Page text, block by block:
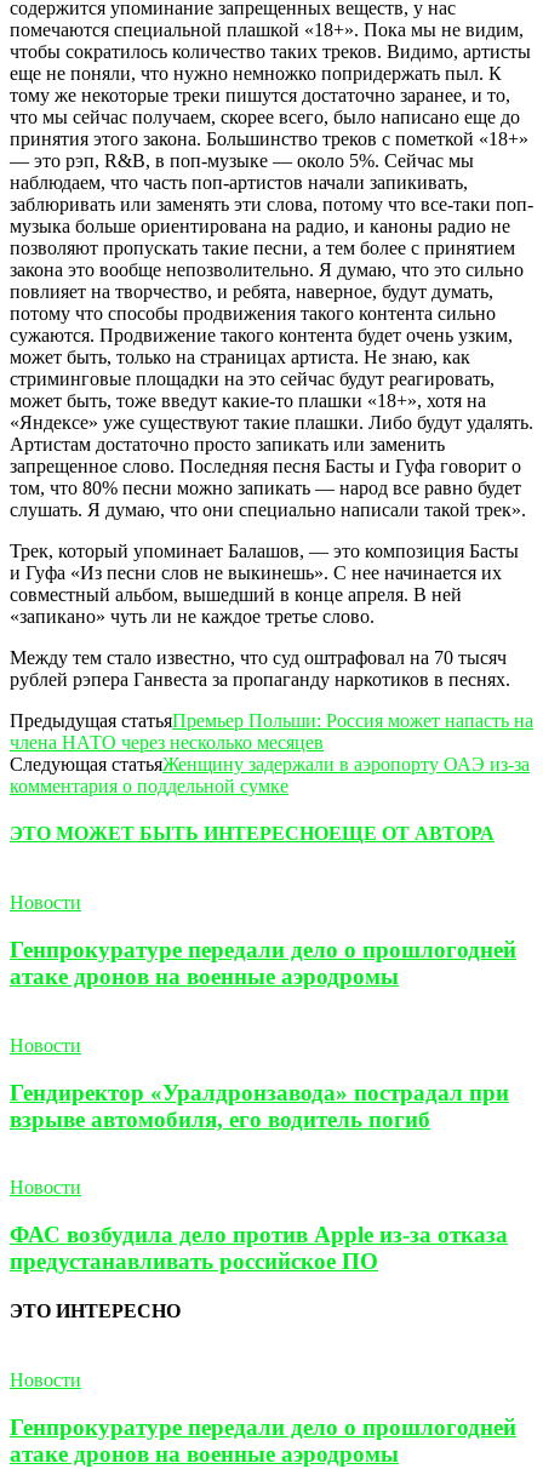
содержится упоминание запрещенных веществ, у нас
помечаются специальной плашкой «18+». Пока мы не видим,
чтобы сократилось количество таких треков. Видимо, артисты
еще не поняли, что нужно немножко попридержать пыл. К
тому же некоторые треки пишутся достаточно заранее, и то,
что мы сейчас получаем, скорее всего, было написано еще до
принятия этого закона. Большинство треков с пометкой «18+»
— это рэп, R&B, в поп-музыке — около 5%. Сейчас мы
наблюдаем, что часть поп-артистов начали запикивать,
заблюривать или заменять эти слова, потому что все-таки поп-
музыка больше ориентирована на радио, и каноны радио не
позволяют пропускать такие песни, а тем более с принятием
закона это вообще непозволительно. Я думаю, что это сильно
повлияет на творчество, и ребята, наверное, будут думать,
потому что способы продвижения такого контента сильно
сужаются. Продвижение такого контента будет очень узким,
может быть, только на страницах артиста. Не знаю, как
стриминговые площадки на это сейчас будут реагировать,
может быть, тоже введут какие-то плашки «18+», хотя на
«Яндексе» уже существуют такие плашки. Либо будут удалять.
Артистам достаточно просто запикать или заменить
запрещенное слово. Последняя песня Басты и Гуфа говорит о
том, что 80% песни можно запикать — народ все равно будет
слушать. Я думаю, что они специально написали такой трек».
Трек, который упоминает Балашов, — это композиция Басты
и Гуфа «Из песни слов не выкинешь». С нее начинается их
совместный альбом, вышедший в конце апреля. В ней
«запикано» чуть ли не каждое третье слово.
Между тем стало известно, что суд оштрафовал на 70 тысяч
рублей рэпера Ганвеста за пропаганду наркотиков в песнях.
Предыдущая статьяПремьер Польши: Россия может напасть на
члена НАТО через несколько месяцев
Следующая статьяЖенщину задержали в аэропорту ОАЭ из-за
комментария о поддельной сумке
ЭТО МОЖЕТ БЫТЬ ИНТЕРЕСНОЕЩЕ ОТ АВТОРА
Новости
Генпрокуратуре передали дело о прошлогодней
атаке дронов на военные аэродромы
Новости
Гендиректор «Уралдронзавода» пострадал при
взрыве автомобиля, его водитель погиб
Новости
ФАС возбудила дело против Apple из-за отказа
предустанавливать российское ПО
ЭТО ИНТЕРЕСНО
Новости
Генпрокуратуре передали дело о прошлогодней
атаке дронов на военные аэродромы